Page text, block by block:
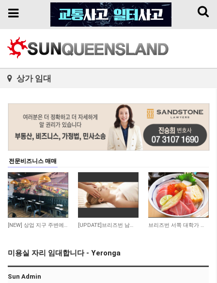
Toggle
Toggle
상가 임대
전문비즈니스 매매
138 86 [UPDATE]브리즈번 남쪽 저렴한 렌트비 마사지 샾 362
미용실 자리 임대합니다 - Yeronga
Sun Admin